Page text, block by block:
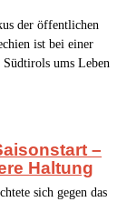
der öffentlichen
ist bei einer
ums Leben
–
Haltung
sich gegen das